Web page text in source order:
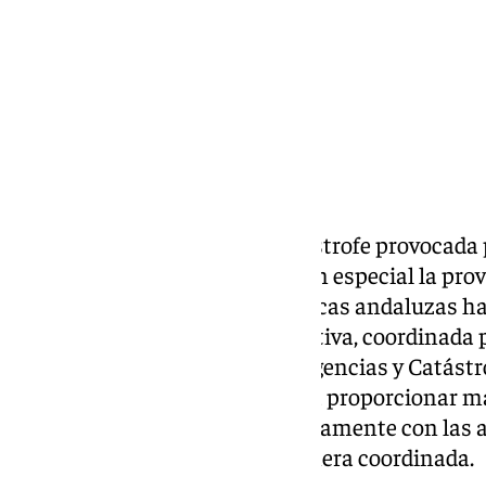
En respuesta a la reciente catástrofe
buena parte de nuestro país y en especial la
martes, las universidades públicas andaluzas
apoyo humanitario. Esta iniciativa, coordinada
las Cátedra de Seguridad, Emergencias y
comunidad universitaria, busca proporcionar
entidades que trabajan conjuntamente con
servicios de emergencia de manera coordinada.